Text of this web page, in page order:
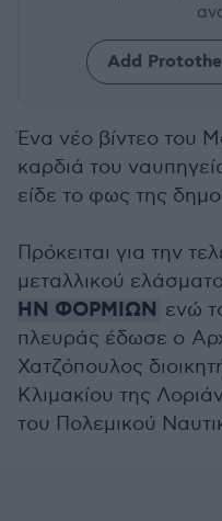
Add
Ένα νέο βίντεο του
καρδιά του
είδε το φως της
Πρόκειται για την
μεταλλικού
HN ΦΟΡΜΙΩΝ ενώ
πλευράς έδωσε ο
Χατζόπουλος
Κλιμακίου της
του Πολεμικού